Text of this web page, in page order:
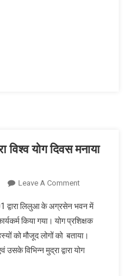
विश्व योग दिवस मनाया
Leave A CommentOn
क्लब
हावड़ा
ग्रेटर
द्वारा
द्वारा लिलुआ के अग्रसेन भवन में
किया गया। योग प्रशिक्षक
को मौजूद लोगों को बताया।
उसके विभिन्न मुद्रा द्वारा योग